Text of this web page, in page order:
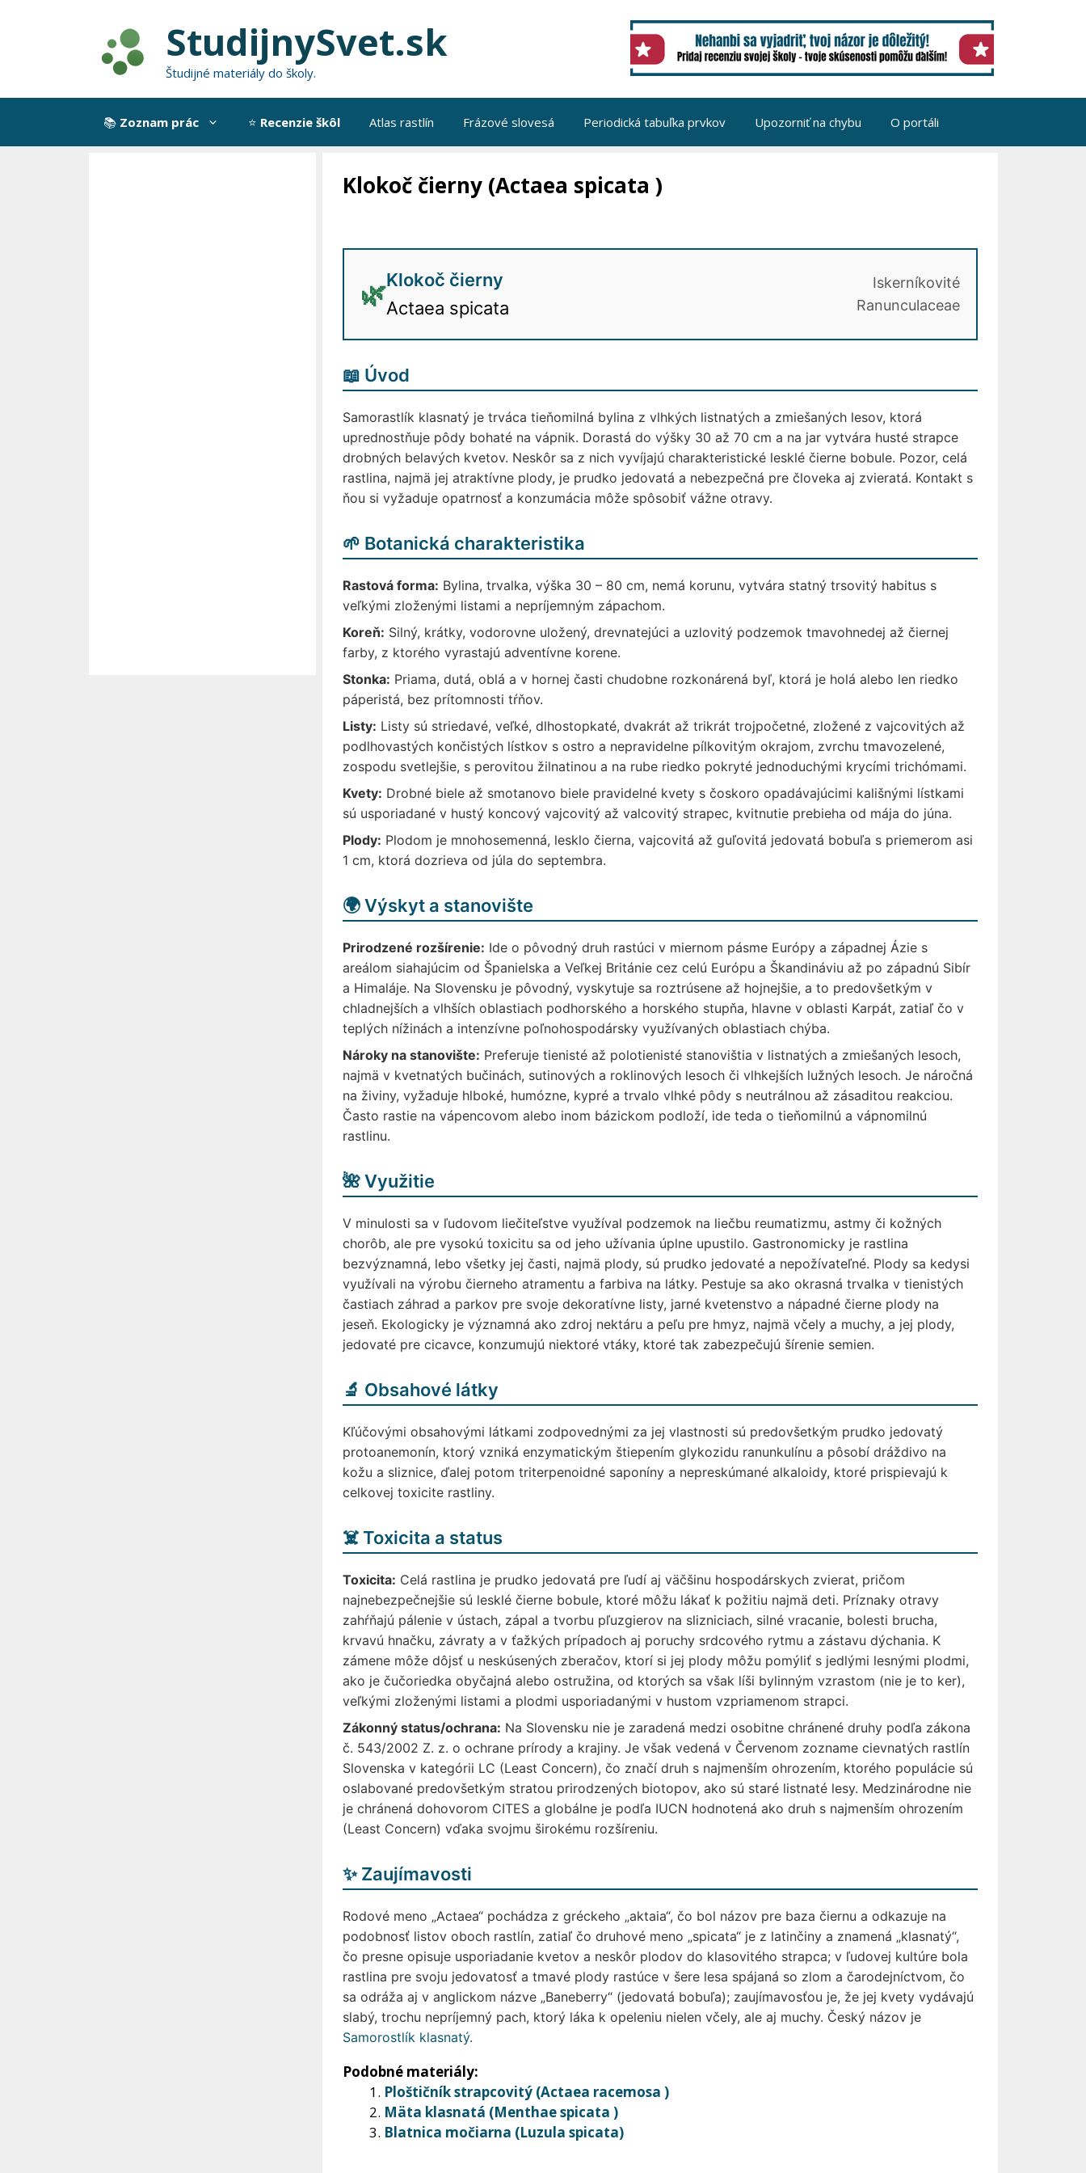
StudijnySvet.sk
Študijné materiály do školy.
📚 Zoznam prác ⭐ Recenzie škôl Atlas rastlín Frázové slovesá Periodická tabuľka prvkov Upozorniť na chybu O portáli
Klokoč čierny (Actaea spicata )
🌿Klokoč čierny
Actaea spicata
Iskerníkovité
Ranunculaceae
📖 Úvod
Samorastlík klasnatý je trváca tieňomilná bylina z vlhkých listnatých a zmiešaných lesov, ktorá
uprednostňuje pôdy bohaté na vápnik. Dorastá do výšky 30 až 70 cm a na jar vytvára husté strapce
drobných belavých kvetov. Neskôr sa z nich vyvíjajú charakteristické lesklé čierne bobule. Pozor, celá
rastlina, najmä jej atraktívne plody, je prudko jedovatá a nebezpečná pre človeka aj zvieratá. Kontakt s
ňou si vyžaduje opatrnosť a konzumácia môže spôsobiť vážne otravy.
🌱 Botanická charakteristika
Rastová forma: Bylina, trvalka, výška 30 – 80 cm, nemá korunu, vytvára statný trsovitý habitus s
veľkými zloženými listami a nepríjemným zápachom.
Koreň: Silný, krátky, vodorovne uložený, drevnatejúci a uzlovitý podzemok tmavohnedej až čiernej
farby, z ktorého vyrastajú adventívne korene.
Stonka: Priama, dutá, oblá a v hornej časti chudobne rozkonárená byľ, ktorá je holá alebo len riedko
páperistá, bez prítomnosti tŕňov.
Listy: Listy sú striedavé, veľké, dlhostopkaté, dvakrát až trikrát trojpočetné, zložené z vajcovitých až
podlhovastých končistých lístkov s ostro a nepravidelne pílkovitým okrajom, zvrchu tmavozelené,
zospodu svetlejšie, s perovitou žilnatinou a na rube riedko pokryté jednoduchými krycími trichómami.
Kvety: Drobné biele až smotanovo biele pravidelné kvety s čoskoro opadávajúcimi kališnými lístkami
sú usporiadané v hustý koncový vajcovitý až valcovitý strapec, kvitnutie prebieha od mája do júna.
Plody: Plodom je mnohosemenná, lesklo čierna, vajcovitá až guľovitá jedovatá bobuľa s priemerom asi
1 cm, ktorá dozrieva od júla do septembra.
🌍 Výskyt a stanovište
Prirodzené rozšírenie: Ide o pôvodný druh rastúci v miernom pásme Európy a západnej Ázie s
areálom siahajúcim od Španielska a Veľkej Británie cez celú Európu a Škandináviu až po západnú Sibír
a Himaláje. Na Slovensku je pôvodný, vyskytuje sa roztrúsene až hojnejšie, a to predovšetkým v
chladnejších a vlhších oblastiach podhorského a horského stupňa, hlavne v oblasti Karpát, zatiaľ čo v
teplých nížinách a intenzívne poľnohospodársky využívaných oblastiach chýba.
Nároky na stanovište: Preferuje tienisté až polotienisté stanovištia v listnatých a zmiešaných lesoch,
najmä v kvetnatých bučinách, sutinových a roklinových lesoch či vlhkejších lužných lesoch. Je náročná
na živiny, vyžaduje hlboké, humózne, kypré a trvalo vlhké pôdy s neutrálnou až zásaditou reakciou.
Často rastie na vápencovom alebo inom bázickom podloží, ide teda o tieňomilnú a vápnomilnú
rastlinu.
🌺 Využitie
V minulosti sa v ľudovom liečiteľstve využíval podzemok na liečbu reumatizmu, astmy či kožných
chorôb, ale pre vysokú toxicitu sa od jeho užívania úplne upustilo. Gastronomicky je rastlina
bezvýznamná, lebo všetky jej časti, najmä plody, sú prudko jedovaté a nepožívateľné. Plody sa kedysi
využívali na výrobu čierneho atramentu a farbiva na látky. Pestuje sa ako okrasná trvalka v tienistých
častiach záhrad a parkov pre svoje dekoratívne listy, jarné kvetenstvo a nápadné čierne plody na
jeseň. Ekologicky je významná ako zdroj nektáru a peľu pre hmyz, najmä včely a muchy, a jej plody,
jedovaté pre cicavce, konzumujú niektoré vtáky, ktoré tak zabezpečujú šírenie semien.
🔬 Obsahové látky
Kľúčovými obsahovými látkami zodpovednými za jej vlastnosti sú predovšetkým prudko jedovatý
protoanemonín, ktorý vzniká enzymatickým štiepením glykozidu ranunkulínu a pôsobí dráždivo na
kožu a sliznice, ďalej potom triterpenoidné saponíny a nepreskúmané alkaloidy, ktoré prispievajú k
celkovej toxicite rastliny.
☠️ Toxicita a status
Toxicita: Celá rastlina je prudko jedovatá pre ľudí aj väčšinu hospodárskych zvierat, pričom
najnebezpečnejšie sú lesklé čierne bobule, ktoré môžu lákať k požitiu najmä deti. Príznaky otravy
zahŕňajú pálenie v ústach, zápal a tvorbu pľuzgierov na slizniciach, silné vracanie, bolesti brucha,
krvavú hnačku, závraty a v ťažkých prípadoch aj poruchy srdcového rytmu a zástavu dýchania. K
zámene môže dôjsť u neskúsených zberačov, ktorí si jej plody môžu pomýliť s jedlými lesnými plodmi,
ako je čučoriedka obyčajná alebo ostružina, od ktorých sa však líši bylinným vzrastom (nie je to ker),
veľkými zloženými listami a plodmi usporiadanými v hustom vzpriamenom strapci.
Zákonný status/ochrana: Na Slovensku nie je zaradená medzi osobitne chránené druhy podľa zákona
č. 543/2002 Z. z. o ochrane prírody a krajiny. Je však vedená v Červenom zozname cievnatých rastlín
Slovenska v kategórii LC (Least Concern), čo značí druh s najmenším ohrozením, ktorého populácie sú
oslabované predovšetkým stratou prirodzených biotopov, ako sú staré listnaté lesy. Medzinárodne nie
je chránená dohovorom CITES a globálne je podľa IUCN hodnotená ako druh s najmenším ohrozením
(Least Concern) vďaka svojmu širokému rozšíreniu.
✨ Zaujímavosti
Rodové meno „Actaea“ pochádza z gréckeho „aktaia“, čo bol názov pre baza čiernu a odkazuje na
podobnosť listov oboch rastlín, zatiaľ čo druhové meno „spicata“ je z latinčiny a znamená „klasnatý“,
čo presne opisuje usporiadanie kvetov a neskôr plodov do klasovitého strapca; v ľudovej kultúre bola
rastlina pre svoju jedovatosť a tmavé plody rastúce v šere lesa spájaná so zlom a čarodejníctvom, čo
sa odráža aj v anglickom názve „Baneberry“ (jedovatá bobuľa); zaujímavosťou je, že jej kvety vydávajú
slabý, trochu nepríjemný pach, ktorý láka k opeleniu nielen včely, ale aj muchy. Český názov je
Samorostlík klasnatý.
Podobné materiály:
Ploštičník strapcovitý (Actaea racemosa )
Mäta klasnatá (Menthae spicata )
Blatnica močiarna (Luzula spicata)